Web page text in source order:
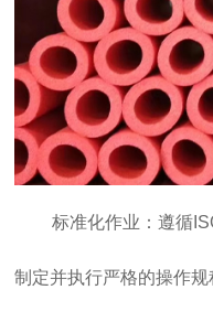
标准化作业：遵循
制定并执行严格的操作